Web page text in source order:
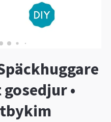
gosedjur •